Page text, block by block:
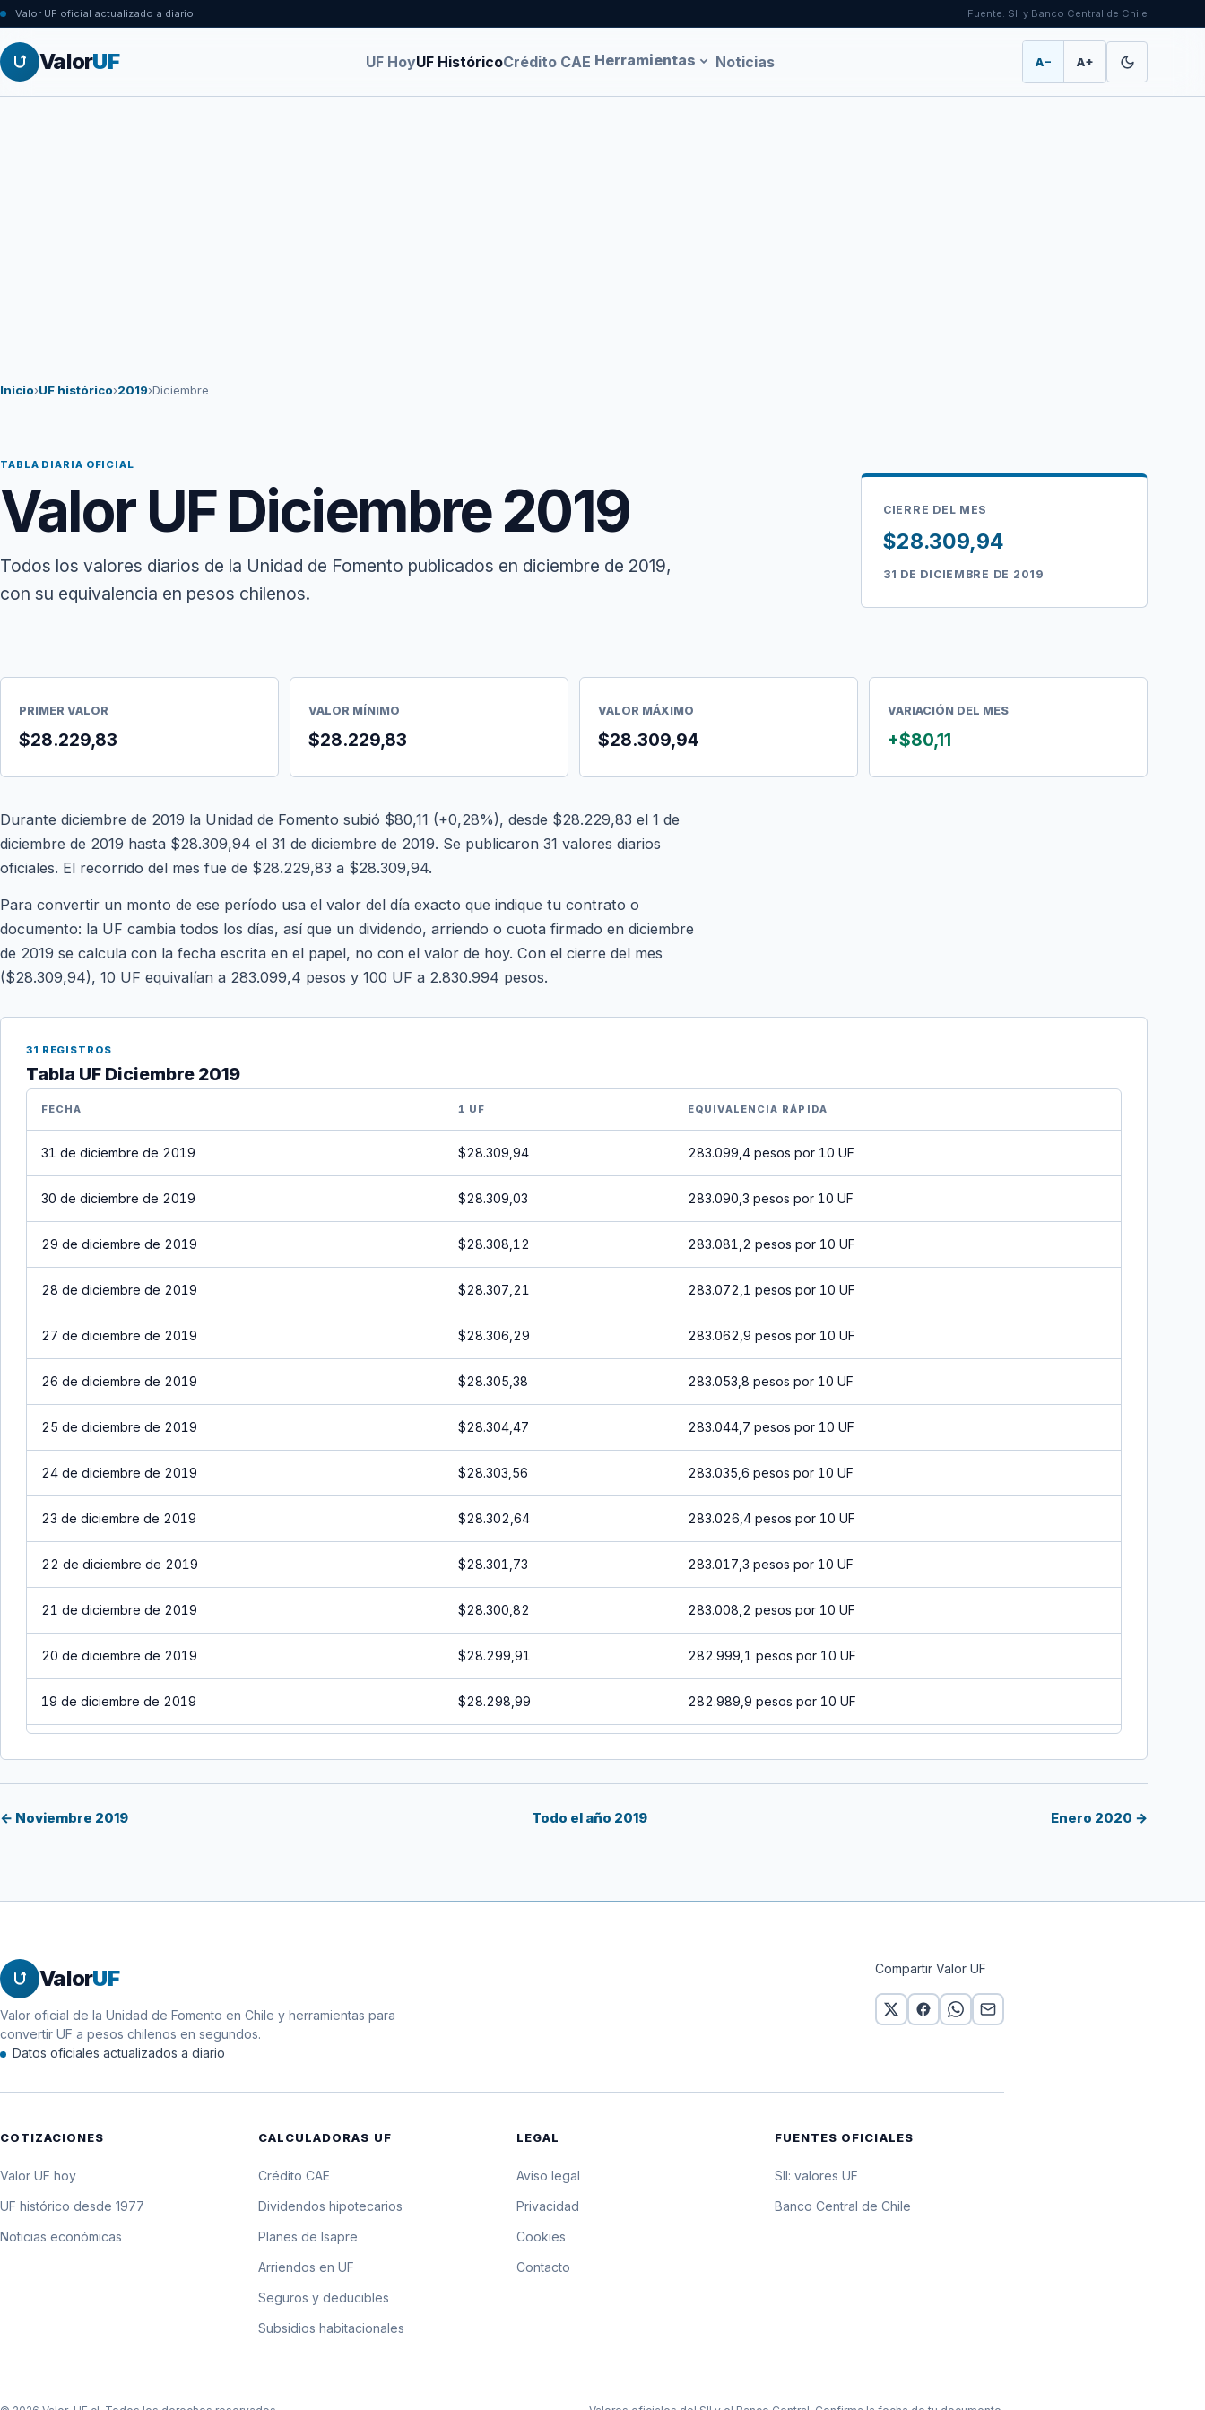
Valor UF oficial actualizado a diario Fuente: SII y Banco Central de Chile
ValorUF UF HoyUF HistóricoCrédito CAE Herramientas Noticias A− A+
Inicio›UF histórico›2019›Diciembre
TABLA DIARIA OFICIAL
Valor UF Diciembre 2019
Todos los valores diarios de la Unidad de Fomento publicados en diciembre de 2019,
con su equivalencia en pesos chilenos.
CIERRE DEL MES
$28.309,94
31 DE DICIEMBRE DE 2019
PRIMER VALOR
$28.229,83
VALOR MÍNIMO
$28.229,83
VALOR MÁXIMO
$28.309,94
VARIACIÓN DEL MES
+$80,11
Durante diciembre de 2019 la Unidad de Fomento subió $80,11 (+0,28%), desde $28.229,83 el 1 de
diciembre de 2019 hasta $28.309,94 el 31 de diciembre de 2019. Se publicaron 31 valores diarios
oficiales. El recorrido del mes fue de $28.229,83 a $28.309,94.
Para convertir un monto de ese período usa el valor del día exacto que indique tu contrato o
documento: la UF cambia todos los días, así que un dividendo, arriendo o cuota firmado en diciembre
de 2019 se calcula con la fecha escrita en el papel, no con el valor de hoy. Con el cierre del mes
($28.309,94), 10 UF equivalían a 283.099,4 pesos y 100 UF a 2.830.994 pesos.
31 REGISTROS
Tabla UF Diciembre 2019
FECHA 1 UF EQUIVALENCIA RÁPIDA
31 de diciembre de 2019 $28.309,94 283.099,4 pesos por 10 UF
30 de diciembre de 2019 $28.309,03 283.090,3 pesos por 10 UF
29 de diciembre de 2019 $28.308,12 283.081,2 pesos por 10 UF
28 de diciembre de 2019 $28.307,21 283.072,1 pesos por 10 UF
27 de diciembre de 2019 $28.306,29 283.062,9 pesos por 10 UF
26 de diciembre de 2019 $28.305,38 283.053,8 pesos por 10 UF
25 de diciembre de 2019 $28.304,47 283.044,7 pesos por 10 UF
24 de diciembre de 2019 $28.303,56 283.035,6 pesos por 10 UF
23 de diciembre de 2019 $28.302,64 283.026,4 pesos por 10 UF
22 de diciembre de 2019 $28.301,73 283.017,3 pesos por 10 UF
21 de diciembre de 2019 $28.300,82 283.008,2 pesos por 10 UF
20 de diciembre de 2019 $28.299,91 282.999,1 pesos por 10 UF
19 de diciembre de 2019 $28.298,99 282.989,9 pesos por 10 UF
13 de diciembre de 2019
12 de diciembre de 2019
8 de diciembre de 2019 $28.282,36 282.823,6 pesos por 10 UF
← Noviembre 2019 Todo el año 2019 Enero 2020 →
ValorUF
Valor oficial de la Unidad de Fomento en Chile y herramientas para
convertir UF a pesos chilenos en segundos.
Datos oficiales actualizados a diario
Compartir Valor UF
COTIZACIONES
Valor UF hoy
UF histórico desde 1977
Noticias económicas
CALCULADORAS UF
Crédito CAE
Dividendos hipotecarios
Planes de Isapre
Arriendos en UF
Seguros y deducibles
Subsidios habitacionales
LEGAL
Aviso legal
Privacidad
Cookies
Contacto
FUENTES OFICIALES
SII: valores UF
Banco Central de Chile